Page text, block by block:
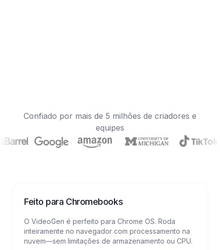
Confiado por mais de 5 milhões de criadores e
equipes
Feito para Chromebooks
O VideoGen é perfeito para Chrome OS. Roda
inteiramente no navegador com processamento na
nuvem—sem limitações de armazenamento ou CPU.